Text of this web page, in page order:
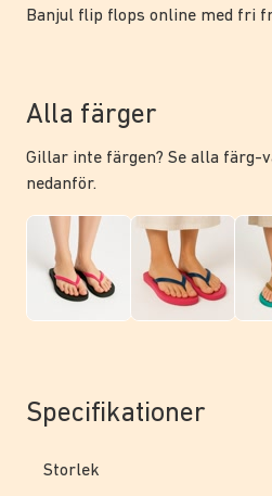
Banjul flip flops online med fri
Alla färger
Gillar inte färgen? Se alla färg-
nedanför.
Specifikationer
Storlek